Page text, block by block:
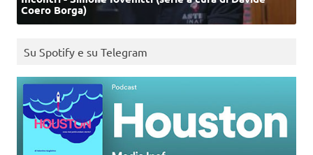
Coero Borga)
Su Spotify e su Telegram